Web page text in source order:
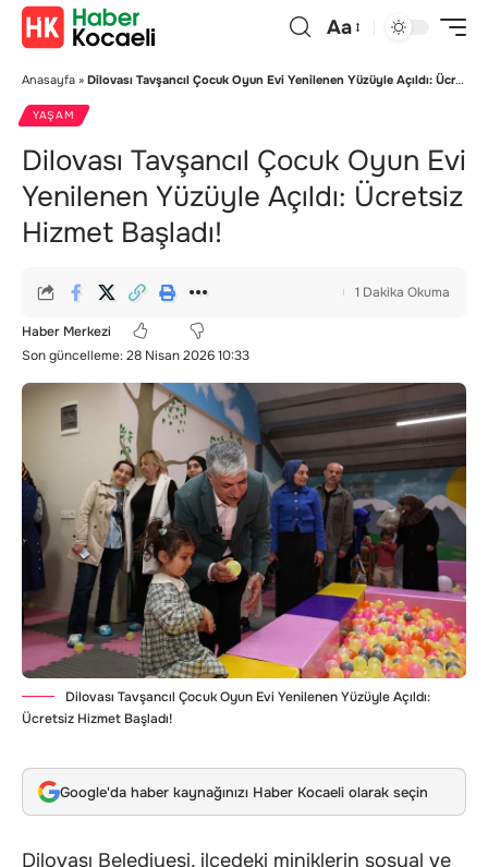
Aa
Anasayfa » Dilovası Tavşancıl Çocuk Oyun Evi Yenilenen Yüzüyle Açıldı: Ücretsiz Hizmet Başladı!
YAŞAM
Dilovası Tavşancıl Çocuk Oyun Evi
Yenilenen Yüzüyle Açıldı: Ücretsiz
Hizmet Başladı!
Son güncelleme: 28 Nisan 2026 10:33
Haber Merkezi
1 Dakika Okuma
Dilovası Tavşancıl Çocuk Oyun Evi Yenilenen Yüzüyle Açıldı:
Ücretsiz Hizmet Başladı!
Google'da haber kaynağınızı Haber Kocaeli olarak seçin
Dilovası Belediyesi, ilçedeki miniklerin sosyal ve